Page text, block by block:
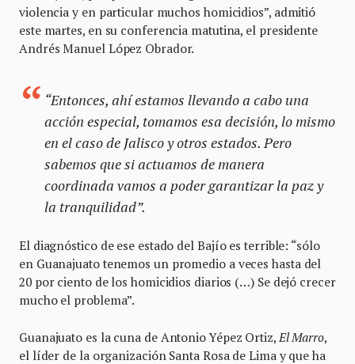
violencia y en particular muchos homicidios”, admitió
este martes, en su conferencia matutina, el presidente
Andrés Manuel López Obrador.
“Entonces, ahí estamos llevando a cabo una
acción especial, tomamos esa decisión, lo mismo
en el caso de Jalisco y otros estados. Pero
sabemos que si actuamos de manera
coordinada vamos a poder garantizar la paz y
la tranquilidad”.
El diagnóstico de ese estado del Bajío es terrible: “sólo
en Guanajuato tenemos un promedio a veces hasta del
20 por ciento de los homicidios diarios (…) Se dejó crecer
mucho el problema”.
Guanajuato es la cuna de Antonio Yépez Ortiz, El Marro,
el líder de la organización Santa Rosa de Lima y que ha